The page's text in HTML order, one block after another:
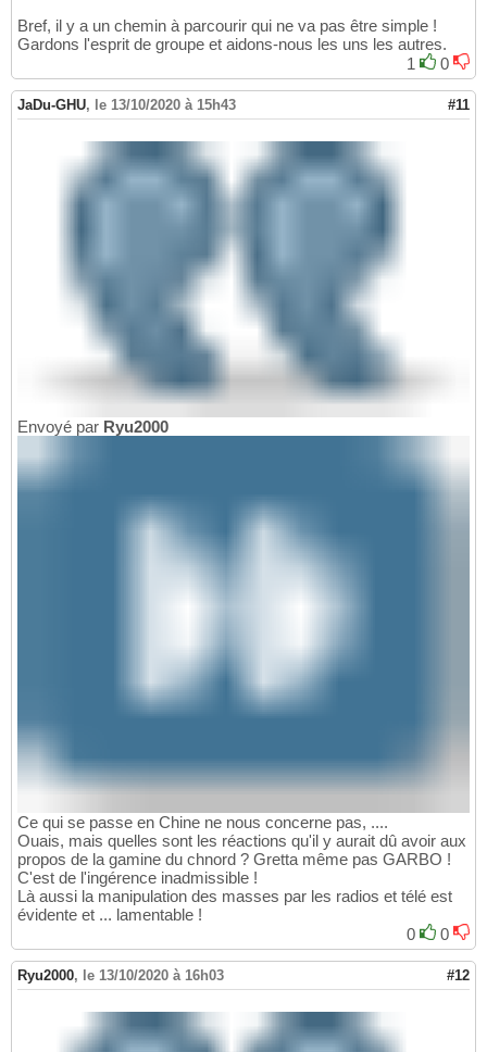
Bref, il y a un chemin à parcourir qui ne va pas être simple !
Gardons l'esprit de groupe et aidons-nous les uns les autres.
1
0
JaDu-GHU, le 13/10/2020 à 15h43 #11
Envoyé par Ryu2000
Ce qui se passe en Chine ne nous concerne pas, ....
Ouais, mais quelles sont les réactions qu'il y aurait dû avoir aux
propos de la gamine du chnord ? Gretta même pas GARBO !
C'est de l'ingérence inadmissible !
Là aussi la manipulation des masses par les radios et télé est
évidente et ... lamentable !
0
0
Ryu2000, le 13/10/2020 à 16h03 #12